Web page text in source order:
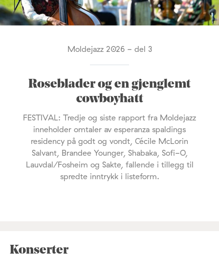
Moldejazz 2026 - del 3
Roseblader og en gjenglemt
cowboyhatt
FESTIVAL: Tredje og siste rapport fra Moldejazz
inneholder omtaler av esperanza spaldings
residency på godt og vondt, Cécile McLorin
Salvant, Brandee Younger, Shabaka, Sofi-O,
Lauvdal/Fosheim og Sakte, fallende i tillegg til
spredte inntrykk i listeform.
Konserter